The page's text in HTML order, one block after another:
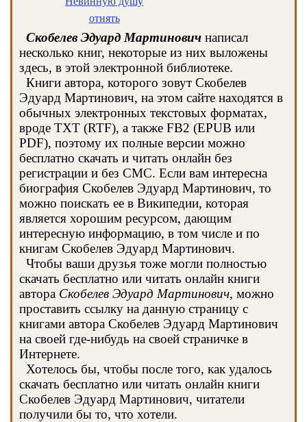
отнять
Скобелев Эдуард Мартинович написал
несколько книг, некоторые из них выложены
здесь, в этой электронной библиотеке.
Книги автора, которого зовут Скобелев
Эдуард Мартинович, на этом сайте находятся в
обычных электронных текстовых форматах,
вроде TXT (RTF), а также FB2 (EPUB или
PDF), поэтому их полные версии можно
бесплатно скачать и читать онлайн без
регистрации и без СМС. Если вам интересна
биография Скобелев Эдуард Мартинович, то
можно поискать ее в Википедии, которая
является хорошим ресурсом, дающим
интересную информацию, в том числе и по
книгам Скобелев Эдуард Мартинович.
Чтобы ваши друзья тоже могли полностью
скачать бесплатно или читать онлайн книги
автора Скобелев Эдуард Мартинович, можно
проставить ссылку на данную страницу с
книгами автора Скобелев Эдуард Мартинович
на своей где-нибудь на своей страничке в
Интернете.
Хотелось бы, чтобы после того, как удалось
скачать бесплатно или читать онлайн книги
Скобелев Эдуард Мартинович, читатели
получили бы то, что хотели.